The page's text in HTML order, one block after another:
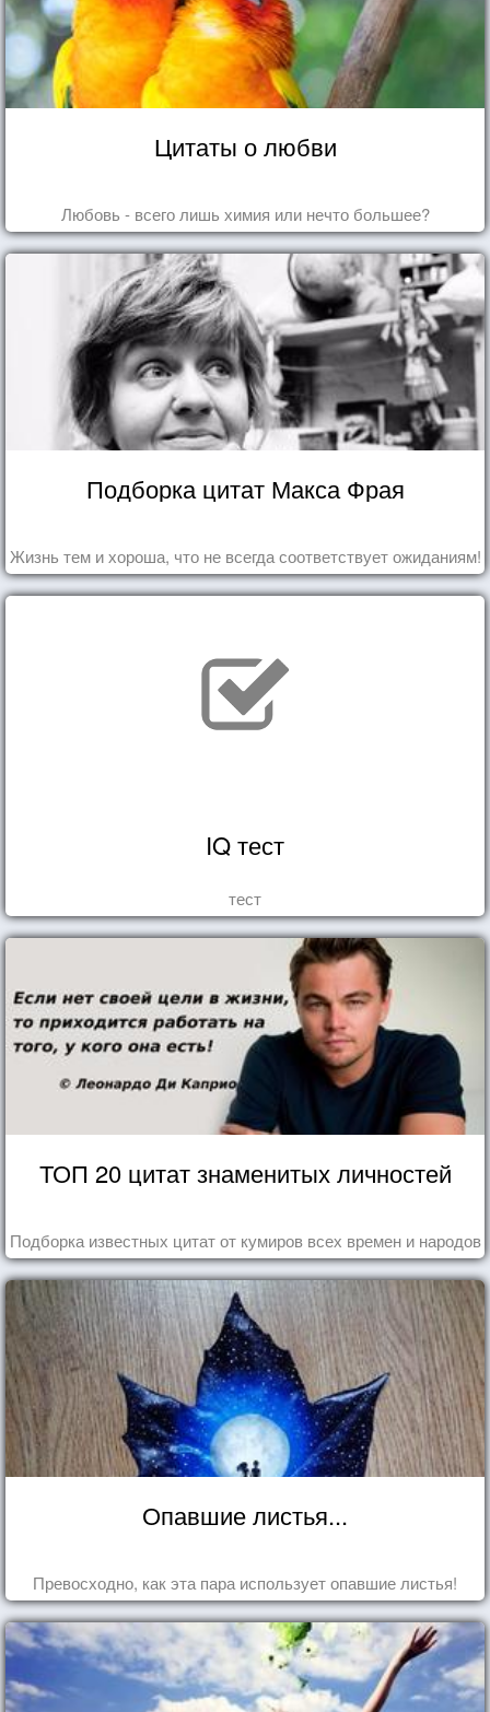
Цитаты о любви
Любовь - всего лишь химия или нечто большее?
Подборка цитат Макса Фрая
Жизнь тем и хороша, что не всегда соответствует ожиданиям!
IQ тест
тест
ТОП 20 цитат знаменитых личностей
Подборка известных цитат от кумиров всех времен и народов
Опавшие листья...
Превосходно, как эта пара использует опавшие листья!